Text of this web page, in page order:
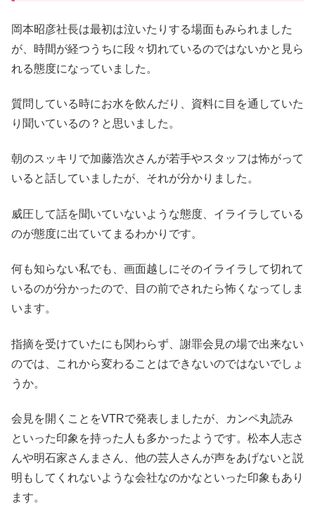
岡本昭彦社長は最初は泣いたりする場面もみられました
が、時間が経つうちに段々切れているのではないかと見ら
れる態度になっていました。
質問している時にお水を飲んだり、資料に目を通していた
り聞いているの？と思いました。
朝のスッキリで加藤浩次さんが若手やスタッフは怖がって
いると話していましたが、それが分かりました。
威圧して話を聞いていないような態度、イライラしている
のが態度に出ていてまるわかりです。
何も知らない私でも、画面越しにそのイライラして切れて
いるのが分かったので、目の前でされたら怖くなってしま
います。
指摘を受けていたにも関わらず、謝罪会見の場で出来ない
のでは、これから変わることはできないのではないでしょ
うか。
会見を開くことをVTRで発表しましたが、カンペ丸読み
といった印象を持った人も多かったようです。松本人志さ
んや明石家さんまさん、他の芸人さんが声をあげないと説
明もしてくれないような会社なのかなといった印象もあり
ます。